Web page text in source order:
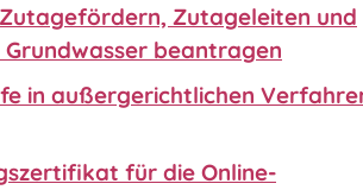
Zutageleiten und
beantragen
in außergerichtlichen
für die Online-